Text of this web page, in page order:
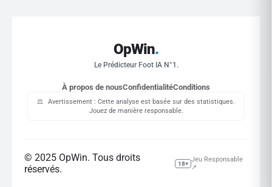
OpWin.
Le Prédicteur Foot IA N°1.
À propos de nousConfidentialitéConditions
⚖️
Avertissement : Cette analyse est basée sur des statistiques.
Jouez de manière responsable.
© 2025 OpWin. Tous droits
réservés.
18+ Jeu Responsable
↗